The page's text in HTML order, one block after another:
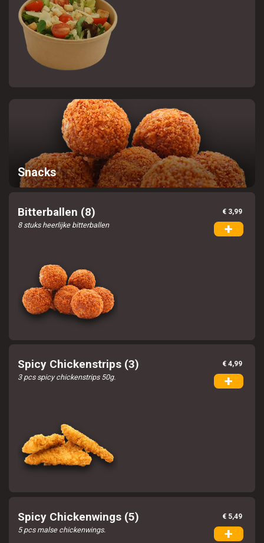
Snacks
Bitterballen (8)
8 stuks heerlijke bitterballen
€ 3,99
+
Spicy Chickenstrips (3)
3 pcs spicy chickenstrips 50g.
€ 4,99
+
Spicy Chickenwings (5)
5 pcs malse chickenwings.
€ 5,49
+